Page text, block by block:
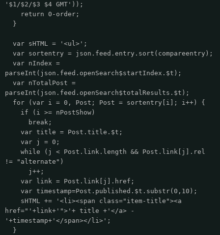
'$1/$2/$3 $4 GMT'));
return 0-order;
}
var sHTML = '<ul>';
var sortentry = json.feed.entry.sort(compareentry);
var nIndex =
parseInt(json.feed.openSearch$startIndex.$t);
var nTotalPost =
parseInt(json.feed.openSearch$totalResults.$t);
for (var i = 0, Post; Post = sortentry[i]; i++) {
if (i >= nPostShow)
break;
var title = Post.title.$t;
var j = 0;
while (j < Post.link.length && Post.link[j].rel
!= "alternate")
j++;
var link = Post.link[j].href;
var timestamp=Post.published.$t.substr(0,10);
sHTML += '<li><span class="item-title"><a
href="'+link+'">'+ title +'</a> -
'+timestamp+'</span></li>';
}